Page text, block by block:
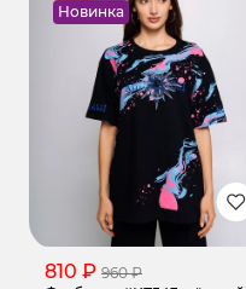
Новинка
810 ₽ 960 ₽